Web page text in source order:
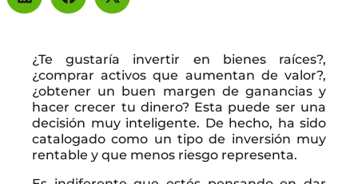
¿Te gustaría invertir en bienes raíces?,
¿comprar activos que aumentan de valor?,
¿obtener un buen margen de ganancias y
hacer crecer tu dinero? Esta puede ser una
decisión muy inteligente. De hecho, ha sido
catalogado como un tipo de inversión muy
rentable y que menos riesgo representa.